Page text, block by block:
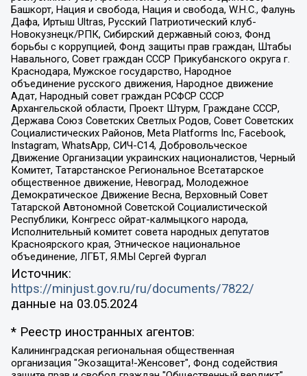
Башкорт, Нация и свобода, Нация и свобода, W.H.С., Фалунь
Дафа, Иртыш Ultras, Русский Патриотический клуб-
Новокузнецк/РПК, Сибирский державный союз, Фонд
борьбы с коррупцией, Фонд защиты прав граждан, Штабы
Навального, Совет граждан СССР Прикубанского округа г.
Краснодара, Мужское государство, Народное
объединение русского движения, Народное движение
Адат, Народный совет граждан РСФСР СССР
Архангельской области, Проект Штурм, Граждане СССР,
Держава Союз Советских Светлых Родов, Совет Советских
Социалистических Районов, Meta Platforms Inc, Facebook,
Instagram, WhatsApp, СИЧ-С14, Добровольческое
Движение Организации украинских националистов, Черный
Комитет, Татарстанское Региональное Всетатарское
общественное движение, Невоград, Молодежное
Демократическое Движение Весна, Верховный Совет
Татарской Автономной Советской Социалистической
Республики, Конгресс ойрат-калмыцкого народа,
Исполнительный комитет совета народных депутатов
Красноярского края, Этническое национальное
объединение, ЛГБТ, Я.МЫ Сергей Фургал
Источник:
https://minjust.gov.ru/ru/documents/7822/
данные на 03.05.2024
* Реестр иностранных агентов:
Калининградская региональная общественная организация "Экозащита!-Женсовет", Фонд содействия защите прав и свобод граждан "Общественный вердикт", Фонд "Институт Развития Свободы Информации", Частное учреждение "Информационное агентство МЕМО. РУ", Региональная общественная организация "Общественная комиссия по сохранению наследия академика Сахарова", Фонд поддержки свободы прессы, Санкт-Петербургская общественная правозащитная организация "Гражданский контроль", Межрегиональная общественная организация "Информационно-просветительский центр "Мемориал", Региональный Фонд "Центр Защиты Прав Средств Массовой Информации", с 05.12.2023 Фонд "Центр Защиты Прав Средств массовой информации", Региональная общественная благотворительная организация помощи беженцам и мигрантам "Гражданское содействие", Негосударственное образовательное учреждение дополнительного профессионального образования (повышение квалификации) специалистов "АКАДЕМИЯ ПО ПРАВАМ ЧЕЛОВЕКА", Свердловская региональная общественная организация "Сутяжник", Автономная некоммерческая организация "Центр независимых социологических исследований", Союз общественных объединений "Российский исследовательский центр по правам человека", Региональное общественное учреждение научно-информационный центр "МЕМОРИАЛ", Некоммерческая организация "Фонд защиты гласности", Автономная некоммерческая организация "Институт прав человека", Городская общественная организация "Екатеринбургское общество "МЕМОРИАЛ", Городская общественная организация "Рязанское историко-просветительское и правозащитное общество "Мемориал" (Рязанский Мемориал), Челябинский региональный орган общественной самодеятельности – женское общественное объединение "Женщины Евразии", Челябинский региональный орган общественной самодеятельности "Уральская правозащитная группа", Фонд содействия защите здоровья и социальной справедливости имени Андрея Рылькова, Автономная Некоммерческая Организация "Аналитический Центр Юрия Левады", Автономная некоммерческая организация социальной поддержки населения "Проект Апрель", Региональная общественная организация помощи женщинам и детям, находящимся в кризисной ситуации "Информационно-методический центр "Анна", Фонд содействия развитию массовых коммуникаций и правовому просвещению "Так-так-Так", Фонд содействия устойчивому развитию "Серебряная тайга", Свердловский региональный общественный фонд социальных проектов "Новое время", "Idel.Реалии", Кавказ.Реалии, Крым.Реалии, Телеканал Настоящее Время, Татаро-башкирская служба Радио Свобода (Azatliq Radiosi), Радио Свободная Европа/Радио Свобода (PCE/PC), "Сибирь.Реалии", "Фактограф", Благотворительный фонд помощи осужденным и их семьям, Автономная некоммерческая организация "Институт глобализации и социальных движений", Фонд "В защиту прав заключенных", Частное учреждение "Центр поддержки и содействия развитию средств массовой информации", Пензенский региональный общественный благотворительный фонд "Гражданский союз", "Север.Реалии", Некоммерческая организация Фонд "Правовая инициатива", Общество с ограниченной ответственностью "Радио Свободная Европа/Радио Свобода", Чешское информационное агентство "MEDIUM-ORIENT", Красноярская региональная общественная организация "Мы против СПИДа", Камалягин Денис Николаевич, Маркелов Сергей Евгеньевич, Пономарев Лев Александрович, Савицкая Людмила Алексеевна, Автономная некоммерческая организация "Центр по работе с проблемой насилия "НАСИЛИЮ.НЕТ", Межрегиональный профессиональный союз работников здравоохранения "Альянс врачей", Юридическое лицо, зарегистрированное в Латвийской Республике, SIA "Medusa Project" (регистрационный номер 40103797863, дата регистрации 10.06.2014), Некоммерческая организация "Фонд по борьбе с коррупцией", Автономная некоммерческая организация "Институт права и публичной политики", Баданин Роман Сергеевич, Гликин Максим Александрович, Железнова Мария Михайловна, Лукьянова Юлия Сергеевна, Маетная Елизавета Витальевна, Маняхин Петр Борисович, Чуракова Ольга Владимировна, Ярош Юлия Петровна, Юридическое лицо "The Insider SIA", зарегистрированное в Риге, Латвийская Республика (дата регистрации 26.06.2015), являющееся администратором доменного имени интернет-издания "The Insider SIA", https://theins.ru, Постернак Алексей Евгеньевич, Рубин Михаил Аркадьевич, Анин Роман Александрович, Юридическое лицо Istories fonds, зарегистрированное в Латвийской Республике (регистрационный номер 50008295751, дата регистрации 24.02.2020), Великовский Дмитрий Александрович, Долинина Ирина Николаевна, Мароховская Алеся Алексеевна, Шлейнов Роман Юрьевич, Шмагун Олеся Валентиновна, Общество с ограниченной ответственностью "Альтаир 2021", Общество с ограниченной ответственностью "Вега 2021", Общество с ограниченной ответственностью "Главный редактор 2021", Общество с ограниченной ответственностью "Ромашки монолит", Важенков Артем Валерьевич, Ивановская областная общественная организация "Центр гендерных исследований", Гурман Юрий Альбертович, Медиапроект "ОВД-Инфо", Егоров Владимир Владимирович, Жилинский Владимир Александрович, Общество с ограниченной ответственностью "ЗП", Иванова София Юрьевна, Карезина Инна Павловна, Кильтау Екатерина Викторовна, Петров Алексей Викторович, Пискунов Сергей Евгеньевич, Смирнов Сергей Сергеевич, Тихонов Михаил Сергеевич, Общество с ограниченной ответственностью "ЖУРНАЛИСТ-ИНОСТРАННЫЙ АГЕНТ", Арапова Галина Юрьевна, Вольтская Татьяна Анатольевна, Американская компания "Mason G.E.S. Anonymous Foundation" (США), являющаяся владельцем интернет-издания https://mnews.world/, Компания "Stichting Bellingcat", зарегистрированная в Нидерландах (дата регистрации 11.07.2018), Захаров Андрей Вячеславович, Клепиковская Екатерина Дмитриевна, Общество с ограниченной ответственностью "МЕМО", Перл Роман Александрович, Симонов Евгений Алексеевич, Соловьева Елена Анатольевна, Сотников Даниил Владимирович, Сурначева Елизавета Дмитриевна, Автономная некоммерческая организация по защите прав человека и информированию населения "Якутия – Наше Мнение", Общество с ограниченной ответственностью "Москоу диджитал медиа", с 26.01.2023 Общество с ограниченной ответственностью "Чайка Белые сады", Ветошкина Валерия Валерьевна, Заговора Максим Александрович, Межрегиональное общественное движение "Российская ЛГБТ - сеть", Оленичев Максим Владимирович, Павлов Иван Юрьевич, Скворцова Елена Сергеевна, Общество с ограниченной ответственностью "Как бы инагент", Кочетков Игорь Викторович, Общество с ограниченной ответственностью "Честные выборы", Еланчик Олег Александрович, Общество с ограниченной ответственностью "Нобелевский призыв", Гималова Регина Эмилевна, Григорьев Андрей Валерьевич, Григорьева Алина Александровна, Ассоциация по содействию защите прав призывников, альтернативнослужащих и военнослужащих "Правозащитная группа "Гражданин.Армия.Право", Хисамова Регина Фаритовна, Автономная некоммерческая организация по реализации социально-правовых программ "Лилит", Дальневосточное общественное движение "Маяк", Санкт-Петербургская ЛГБТ-инициативная группа "Выход", Инициативная группа ЛГБТ+ "Реверс", Алексеев Андрей Викторович, Бекбулатова Таисия Львовна, Беляев Иван Михайлович, Владыкина Елена Сергеевна, Гельман Марат Александрович, Никульшина Вероника Юрьевна, Толоконникова Надежда Андреевна, Шендерович Виктор Анатольевич, Общество с ограниченной ответственностью "Данное сообщение", Общество с ограниченной ответственностью Издательский дом "Новая глава", Айнбиндер Александра Александровна, Московский комьюнити-центр для ЛГБТ+инициатив, Благотворительный фонд развития филантропии, Deutsche Welle (Германия, Kurt-Schumacher-Strasse 3, 53113 Bonn), Борзунова Мария Михайловна, Воробьев Виктор Викторович, Голубева Анна Львовна, Константинова Алла Михайловна, Малкова Ирина Владимировна, Мурадов Мурад Абдулгалимович, Осетинская Елизавета Николаевна, Понасенков Евгений Николаевич, Ганапольский Матвей Юрьевич, Киселев Евгений Алексеевич, Борухович Ирина Григорьевна, Дремин Иван Тимофеевич, Дубровский Дмитрий Викторович, Красноярская региональная общественная организация поддержки и развития альтернативных образовательных технологий и межкультурных коммуникаций "ИНТЕРРА", Маяковская Екатерина Алексеевна, Фейгин Марк Захарович, Филимонов Андрей Викторович, Дзугкоева Регина Николаевна, Доброхотов Роман Александрович, Дудь Юрий Александрович, Елкин Сергей Владимирович, Кругликов Кирилл Игоревич, Сабунаева Мария Леонидовна, Семенов Алексей Владимирович, Шаинян Карен Багратович, Шульман Екатерина Михайловна, Асафьев Артур Валерьевич, Вахштайн Виктор Семенович, Венедиктов Алексей Алексеевич, Лушникова Екатерина Евгеньевна, Волков Леонид Михайлович, Невзоров Александр Глебович, Пархоменко Сергей Борисович, Сироткин Ярослав Николаевич, Кара-Мурза Владимир Владимирович, Баранова Наталья Владимировна, Гозман Леонид Яковлевич, Кагарлицкий Борис Юльевич, Климарев Михаил Валерьевич, Милов Владимир Станиславович, Автономная некоммерческая организация Краснодарский центр современного искусства "Типография", Моргенштерн Алишер Тагирович, Соболь Любовь Эдуардовна, Общество с ограниченной ответственностью "ЛИЗА НОРМ", Каспаров Гарри Кимович, Ходорковский Михаил Борисович, Общество с ограниченной ответственностью "Апрельские тезисы", Данилович Ирина Брониславовна, Кашин Олег Владимирович, Петров Николай Владимирович, Пивоваров Алексей Владимирович, Соколов Михаил Владимирович, Цветкова Юлия Владимировна, Чичваркин Евгений Александрович, Комитет против пыток/Команда против пыток, Общество с ограниченной ответственностью "Первый научный", Общество с ограниченной ответственностью "Вертолет и ко", Белоцерковская Вероника Борисовна, Кац Максим Евгеньевич, Лазарева Татьяна Юрьевна, Шаведдинов Руслан Табризович, Яшин Илья Валерьевич, Общество с ограниченной ответственностью "Иноагент ААВ", Алешковский Дмитрий Петрович, Альбац Евгения Марковна, Быков Дмитрий Львович, Галямина Юлия Евгеньевна, Лойко Сергей Леонидович, Мартынов Кирилл Константинович, Медведев Сергей Александрович, Крашенинников Федор Геннадиевич, Гордеева Катерина Вл